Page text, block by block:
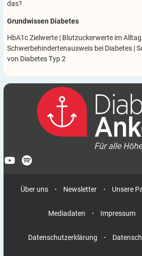
das?
Grundwissen Diabetes
HbA1c Zielwerte | Blutzuckerwerte im Alltag
Schwerbehindertenausweis bei Diabetes |
von Diabetes Typ 2
Über uns Newsletter Unsere
Mediadaten Impressum
Datenschutzerklärung